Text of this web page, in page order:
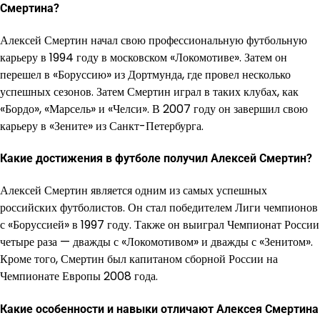
Смертина?
Алексей Смертин начал свою профессиональную футбольную
карьеру в 1994 году в московском «Локомотиве». Затем он
перешел в «Боруссию» из Дортмунда, где провел несколько
успешных сезонов. Затем Смертин играл в таких клубах, как
«Бордо», «Марсель» и «Челси». В 2007 году он завершил свою
карьеру в «Зените» из Санкт-Петербурга.
Какие достижения в футболе получил Алексей Смертин?
Алексей Смертин является одним из самых успешных
российских футболистов. Он стал победителем Лиги чемпионов
с «Боруссией» в 1997 году. Также он выиграл Чемпионат России
четыре раза — дважды с «Локомотивом» и дважды с «Зенитом».
Кроме того, Смертин был капитаном сборной России на
Чемпионате Европы 2008 года.
Какие особенности и навыки отличают Алексея Смертина